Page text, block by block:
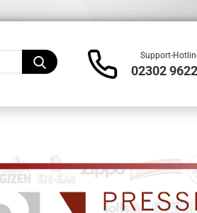
Konto erstellen
Support-
02302